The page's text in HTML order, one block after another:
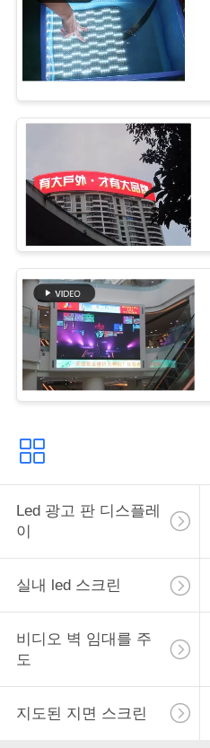
NEWS
이
맵
PRIVACY
POLICY
Led 광고 판 디스플레
이
실내 led 스크린
비디오 벽 임대를 주
도
지도된 지면 스크린